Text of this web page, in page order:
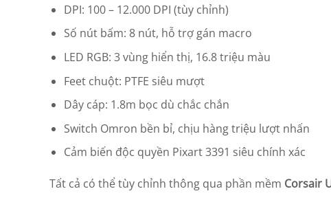
DPI: 100 – 12.000 DPI (tùy chỉnh)
Số nút bấm: 8 nút, hỗ trợ gán macro
LED RGB: 3 vùng hiển thị, 16.8 triệu màu
Feet chuột: PTFE siêu mượt
Dây cáp: 1.8m bọc dù chắc chắn
Switch Omron bền bỉ, chịu hàng triệu lượt nhấn
Cảm biến độc quyền Pixart 3391 siêu chính xác
Tất cả có thể tùy chỉnh thông qua phần mềm Corsair